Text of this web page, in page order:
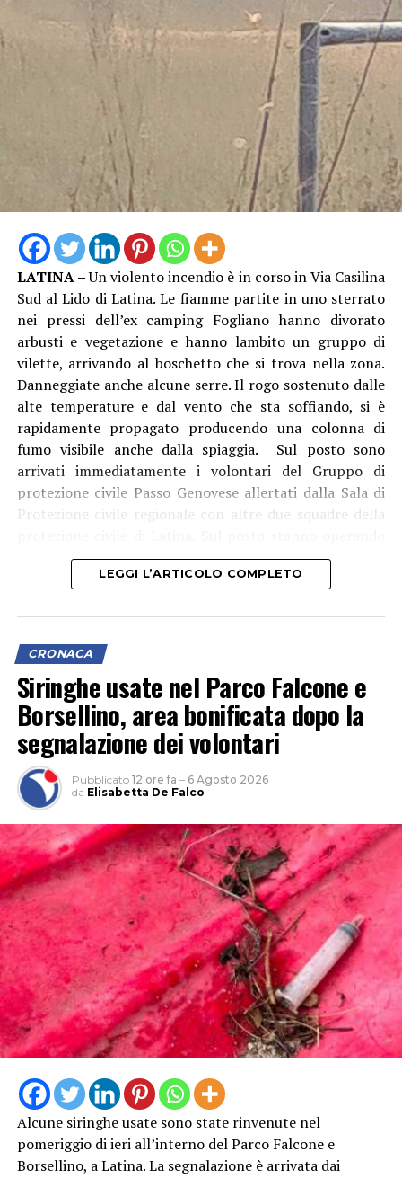
I successivi e approfonditi controlli nelle pertinenze
esterne dell’immobile hanno permesso di scoprire,
abilmente occultata tra la fitta vegetazione, una vera e
propria raffineria di cocaina. Al suo interno i Carabinieri
hanno individuato un laboratorio per il taglio e il
confezionamento della droga, allestito con bilance,
setacci, forni a microonde, macchine per il sottovuoto e
presse utilizzate per la creazione dei singoli pacchi di
Nel laboratorio sono stati inoltre rinvenuti e messi in
sicurezza: due secchi in plastica contenenti
rispettivamente 4,8 kg e 4 kg di cocaina in fase di
raffinazione, un ingente quantitativo di sostanze da
taglio, 27 sacchi di pellet da 15 kg ciascuno,
verosimilmente intrisi di stupefacente e oggetto di
lavorazione, diversi recipienti contenenti solventi e
setacci utilizzati per l’estrazione chimica della sostanza
dal pellet, oltre ai residui delle lavorazioni già
effettuate.
Mentre il denaro, i beni e la droga già confezionata sono
stati immediatamente sequestrati. L’intera area della
tecnici da parte di personale specializzato dei
Carabinieri del R.I.S. di Roma, per determinare l’esatta
LATINA –Un violento incendio è in corso in Via Casilina
Sud al Lido di Latina. Le fiamme partite in uno sterrato
nei pressi dell’ex camping Fogliano hanno divorato
arbusti e vegetazione e hanno lambito un gruppo di
vilette, arrivando al boschetto che si trova nella zona.
Danneggiate anche alcune serre. Il rogo sostenuto dalle
alte temperature e dal vento che sta soffiando, si è
rapidamente propagato producendo una colonna di
fumo visibile anche dalla spiaggia. Sul posto sono
arrivati immediatamente i volontari del Gruppo di
protezione civile Passo Genovese allertati dalla Sala di
Protezione civile regionale con altre due squadre della
anche i vigili del fuoco con un’autobotte e da poco è
arrivato l’elicottero antincendio del corpo che sta
ELICOTTERO
AIB VIGILI
DEL FUOCO
INCENDIO
CASILINA
SUD
PROTEZIONE
CIVILE
PASSO
GENOVESE
INCENDIO
CASILINA
SUD
LEGGI L’ARTICOLO COMPLETO
CRONACA
Siringhe usate nel Parco Falcone e
Borsellino, area bonificata dopo la
segnalazione dei volontari
Pubblicato 12 ore fa – 6 Agosto 2026
da Elisabetta De Falco
Alcune siringhe usate sono state rinvenute nel
pomeriggio di ieri all’interno del Parco Falcone e
Borsellino, a Latina. La segnalazione è arrivata dai